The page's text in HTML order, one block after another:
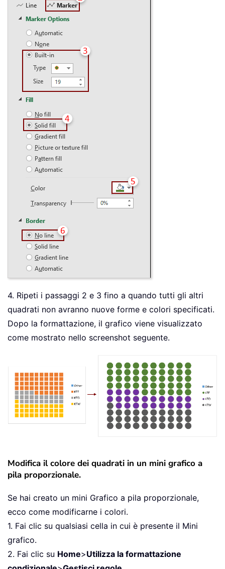
4. Ripeti i passaggi 2 e 3 fino a quando tutti gli altri
quadrati non avranno nuove forme e colori specificati.
Dopo la formattazione, il grafico viene visualizzato
come mostrato nello screenshot seguente.
Modifica il colore dei quadrati in un mini grafico a
pila proporzionale.
Se hai creato un mini Grafico a pila proporzionale,
ecco come modificarne i colori.
1. Fai clic su qualsiasi cella in cui è presente il Mini
grafico.
2. Fai clic su Home>Utilizza la formattazione